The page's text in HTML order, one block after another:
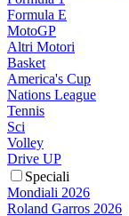
Formula E
MotoGP
Altri Motori
Basket
America's Cup
Nations League
Tennis
Sci
Volley
Drive UP
Speciali
Mondiali 2026
Roland Garros 2026